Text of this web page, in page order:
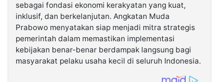
sebagai fondasi ekonomi kerakyatan yang kuat,
inklusif, dan berkelanjutan. Angkatan Muda
Prabowo menyatakan siap menjadi mitra strategis
pemerintah dalam memastikan implementasi
kebijakan benar-benar berdampak langsung bagi
masyarakat pelaku usaha kecil di seluruh Indonesia.